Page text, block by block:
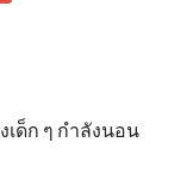
เด็ก ๆ กำลังนอน